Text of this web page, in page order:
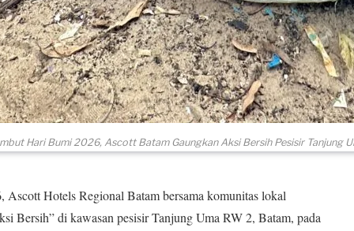
Hari Bumi 2026, Ascott Batam Gaungkan Aksi Bersih Pesisir Tanjung
Hotels Regional Batam bersama komunitas lokal
Bersih” di kawasan pesisir Tanjung Uma RW 2, Batam, pada